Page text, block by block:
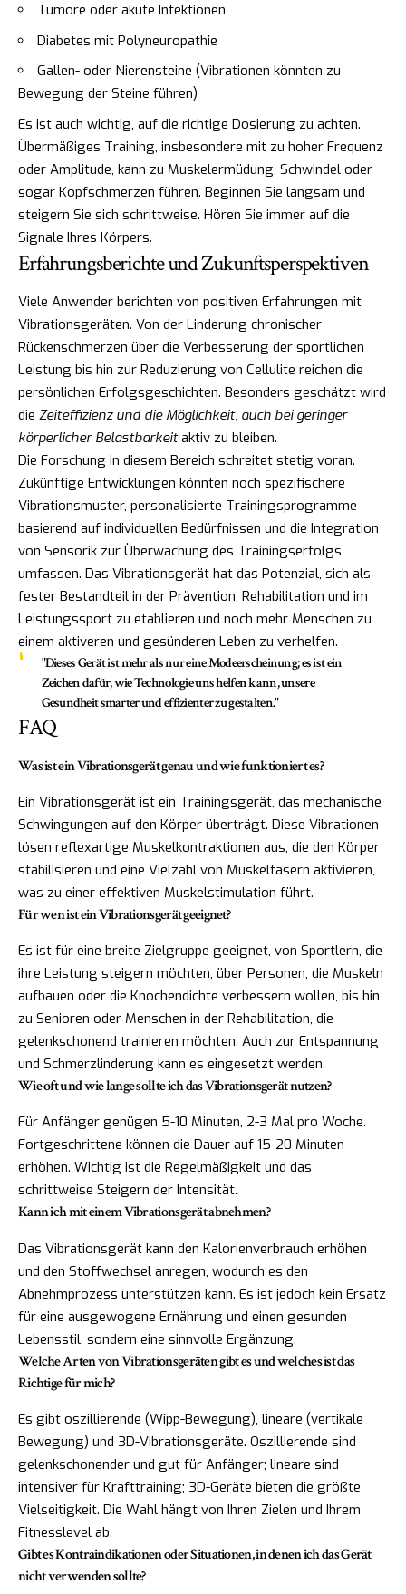
Tumore oder akute Infektionen
Diabetes mit Polyneuropathie
Gallen- oder Nierensteine (Vibrationen könnten zu
Bewegung der Steine führen)
Es ist auch wichtig, auf die richtige Dosierung zu achten.
Übermäßiges Training, insbesondere mit zu hoher Frequenz
oder Amplitude, kann zu Muskelermüdung, Schwindel oder
sogar Kopfschmerzen führen. Beginnen Sie langsam und
steigern Sie sich schrittweise. Hören Sie immer auf die
Signale Ihres Körpers.
Erfahrungsberichte und Zukunftsperspektiven
Viele Anwender berichten von positiven Erfahrungen mit
Vibrationsgeräten. Von der Linderung chronischer
Rückenschmerzen über die Verbesserung der sportlichen
Leistung bis hin zur Reduzierung von Cellulite reichen die
persönlichen Erfolgsgeschichten. Besonders geschätzt wird
die Zeiteffizienz und die Möglichkeit, auch bei geringer
körperlicher Belastbarkeitaktiv zu bleiben.
Die Forschung in diesem Bereich schreitet stetig voran.
Zukünftige Entwicklungen könnten noch spezifischere
Vibrationsmuster, personalisierte Trainingsprogramme
basierend auf individuellen Bedürfnissen und die Integration
von Sensorik zur Überwachung des Trainingserfolgs
umfassen. Das Vibrationsgerät hat das Potenzial, sich als
fester Bestandteil in der Prävention, Rehabilitation und im
Leistungssport zu etablieren und noch mehr Menschen zu
einem aktiveren und gesünderen Leben zu verhelfen.
"Dieses Gerät ist mehr als nur eine Modeerscheinung; es ist ein
Zeichen dafür, wie Technologie uns helfen kann, unsere
Gesundheit smarter und effizienter zu gestalten."
FAQ
Was ist ein Vibrationsgerät genau und wie funktioniert es?
Ein Vibrationsgerät ist ein Trainingsgerät, das mechanische
Schwingungen auf den Körper überträgt. Diese Vibrationen
lösen reflexartige Muskelkontraktionen aus, die den Körper
stabilisieren und eine Vielzahl von Muskelfasern aktivieren,
was zu einer effektiven Muskelstimulation führt.
Für wen ist ein Vibrationsgerät geeignet?
Es ist für eine breite Zielgruppe geeignet, von Sportlern, die
ihre Leistung steigern möchten, über Personen, die Muskeln
aufbauen oder die Knochendichte verbessern wollen, bis hin
zu Senioren oder Menschen in der Rehabilitation, die
gelenkschonend trainieren möchten. Auch zur Entspannung
und Schmerzlinderung kann es eingesetzt werden.
Wie oft und wie lange sollte ich das Vibrationsgerät nutzen?
Für Anfänger genügen 5-10 Minuten, 2-3 Mal pro Woche.
Fortgeschrittene können die Dauer auf 15-20 Minuten
erhöhen. Wichtig ist die Regelmäßigkeit und das
schrittweise Steigern der Intensität.
Kann ich mit einem Vibrationsgerät abnehmen?
Das Vibrationsgerät kann den Kalorienverbrauch erhöhen
und den Stoffwechsel anregen, wodurch es den
Abnehmprozess unterstützen kann. Es ist jedoch kein Ersatz
für eine ausgewogene Ernährung und einen gesunden
Lebensstil, sondern eine sinnvolle Ergänzung.
Welche Arten von Vibrationsgeräten gibt es und welches ist das
Richtige für mich?
Es gibt oszillierende (Wipp-Bewegung), lineare (vertikale
Bewegung) und 3D-Vibrationsgeräte. Oszillierende sind
gelenkschonender und gut für Anfänger; lineare sind
intensiver für Krafttraining; 3D-Geräte bieten die größte
Vielseitigkeit. Die Wahl hängt von Ihren Zielen und Ihrem
Fitnesslevel ab.
Gibt es Kontraindikationen oder Situationen, in denen ich das Gerät
nicht verwenden sollte?